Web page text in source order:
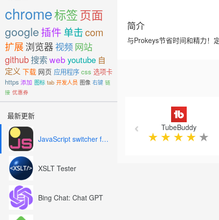
chrome标签页面
google 插件 单击com
扩展浏览器 视频网站
github搜索web youtube 自
定义 下载 网页 应用程序 css 选项卡
https 添加 图标 tab 开发人员 图像 右键 链
接 优惠券
最新更新
JavaScript switcher for SEO and development
XSLT Tester
Bing Chat: Chat GPT
简介
与Prokeys节省时间和精力！
TubeBuddy
★ ★ ★ ★ ★